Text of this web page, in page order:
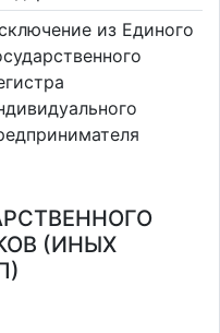
из Единого
(ИНЫХ